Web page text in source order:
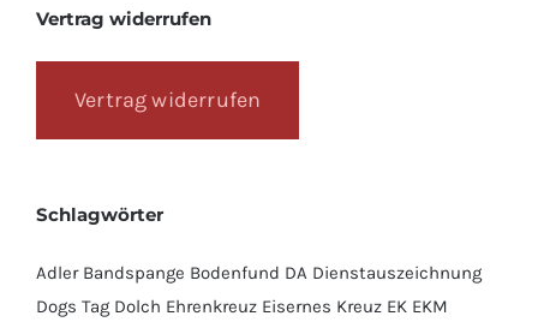
Vertrag widerrufen
Vertrag widerrufen
Schlagwörter
Adler Bandspange Bodenfund DA Dienstauszeichnung
Dogs Tag Dolch Ehrenkreuz Eisernes Kreuz EK EKM